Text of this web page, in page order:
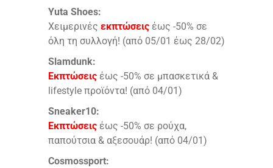
Yuta Shoes:
Χειμερινές εκπτώσεις έως -50% σε
όλη τη συλλογή! (από 05/01 έως 28/02)
Slamdunk:
Εκπτώσεις έως -50% σε μπασκετικά &
lifestyle προϊόντα! (από 04/01)
Sneaker10:
Εκπτώσεις έως -50% σε ρούχα,
παπούτσια & αξεσουάρ! (από 04/01)
Cosmossport: